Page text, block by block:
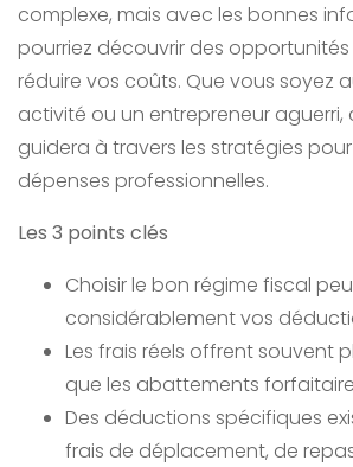
complexe, mais avec les bonnes
pourriez découvrir des
réduire vos coûts. Que vous soyez
activité ou un entrepreneur aguerri,
guidera à travers les stratégies
dépenses professionnelles.
Les 3 points clés
Choisir le bon régime fiscal
considérablement vos
Les frais réels offrent souvent
que les abattements
Des déductions spécifiques
frais de déplacement, de